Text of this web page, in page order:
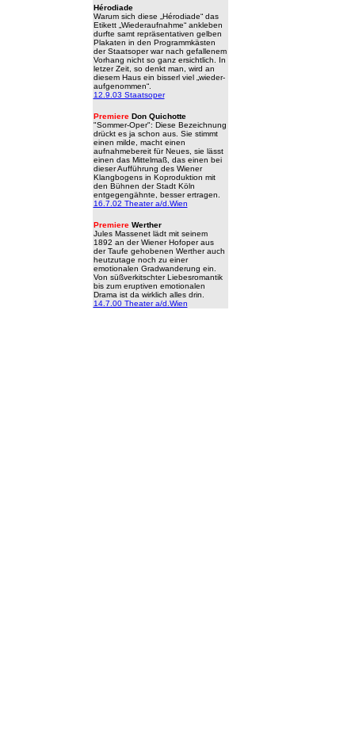
Hérodiade
Warum sich diese „Hérodiade“ das
Etikett „Wiederaufnahme“ ankleben
durfte samt repräsentativen gelben
Plakaten in den Programmkästen
der Staatsoper war nach gefallenem
Vorhang nicht so ganz ersichtlich. In
letzer Zeit, so denkt man, wird an
diesem Haus ein bisserl viel „wieder-
aufgenommen“.
12.9.03 Staatsoper
Premiere Don Quichotte
"Sommer-Oper": Diese Bezeichnung
drückt es ja schon aus. Sie stimmt
einen milde, macht einen
aufnahmebereit für Neues, sie lässt
einen das Mittelmaß, das einen bei
dieser Aufführung des Wiener
Klangbogens in Koproduktion mit
den Bühnen der Stadt Köln
entgegengähnte, besser ertragen.
16.7.02 Theater a/d.Wien
Premiere Werther
Jules Massenet lädt mit seinem
1892 an der Wiener Hofoper aus
der Taufe gehobenen Werther auch
heutzutage noch zu einer
emotionalen Gradwanderung ein.
Von süßverkitschter Liebesromantik
bis zum eruptiven emotionalen
Drama ist da wirklich alles drin.
14.7.00 Theater a/d.Wien